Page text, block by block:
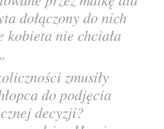
dołączony do nich
kobieta nie chciała
zmusiły
do podjęcia
decyzji?